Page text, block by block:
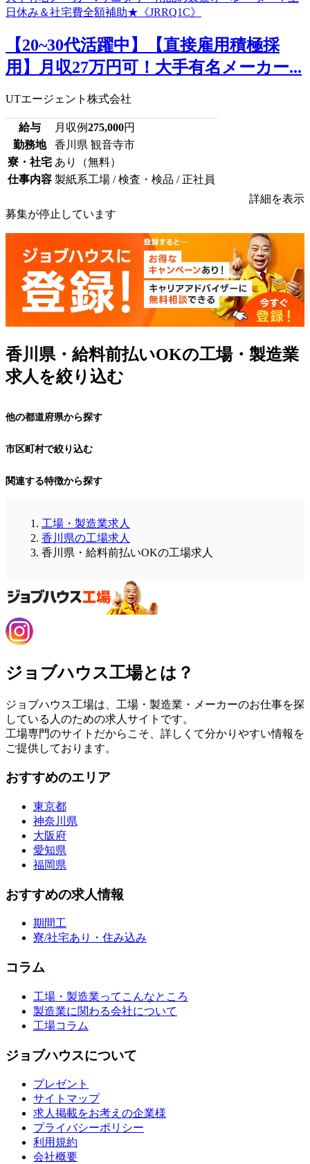
【20~30代活躍中】【直接雇用積極採
用】月収27万円可！大手有名メーカー...
UTエージェント株式会社
給与 月収例275,000円
勤務地
香川県 観音寺市
寮・社宅 あり（無料）
仕事内容 製紙系工場 / 検査・検品 / 正社員
詳細を表示
募集が停止しています
香川県・給料前払いOKの工場・製造業
求人を絞り込む
他の都道府県から探す
市区町村で絞り込む
関連する特徴から探す
工場・製造業求人
香川県の工場求人
香川県・給料前払いOKの工場求人
ジョブハウス工場とは？
ジョブハウス工場は、工場・製造業・メーカーのお仕事を探
している人のための求人サイトです。
工場専門のサイトだからこそ、詳しくて分かりやすい情報を
ご提供しております。
おすすめのエリア
東京都
神奈川県
大阪府
愛知県
福岡県
おすすめの求人情報
期間工
寮/社宅あり・住み込み
コラム
工場・製造業ってこんなところ
製造業に関わる会社について
工場コラム
ジョブハウスについて
プレゼント
サイトマップ
求人掲載をお考えの企業様
プライバシーポリシー
利用規約
会社概要